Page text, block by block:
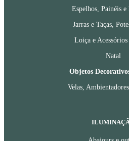
Espelhos, Painéis
Jarras e Taças,
Loiça e Acessórios
Natal
Objetos
Velas,